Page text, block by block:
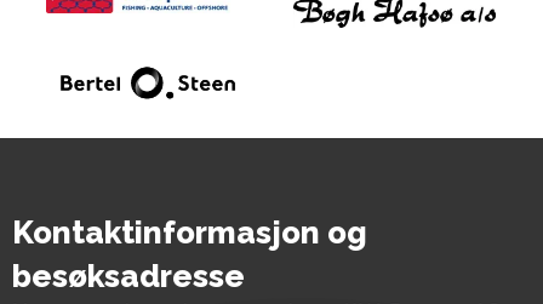
Kontaktinformasjon og
besøksadresse